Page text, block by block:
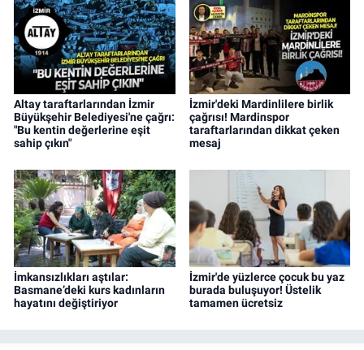
Altay taraftarlarından İzmir
Büyükşehir Belediyesi'ne çağrı:
"Bu kentin değerlerine eşit
sahip çıkın"
İzmir'deki Mardinlilere birlik
çağrısı! Mardinspor
taraftarlarından dikkat çeken
mesaj
İmkansızlıkları aştılar:
Basmane’deki kurs kadınların
hayatını değiştiriyor
İzmir'de yüzlerce çocuk bu yaz
burada buluşuyor! Üstelik
tamamen ücretsiz